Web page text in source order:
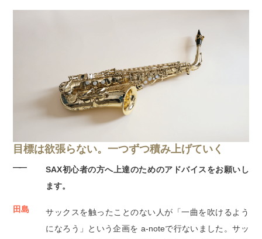
目標は欲張らない。一つずつ積み上げていく
――
SAX初心者の方へ上達のためのアドバイスをお願いし
ます。
田島
サックスを触ったことのない人が「一曲を吹けるよう
になろう」という企画を a-noteで行ないました。サッ